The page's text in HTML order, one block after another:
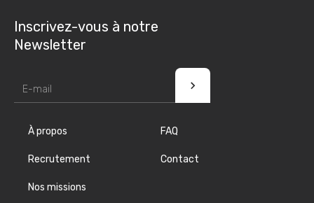
Inscrivez-vous à notre
Newsletter
À propos
Recrutement
Nos missions
FAQ
Contact